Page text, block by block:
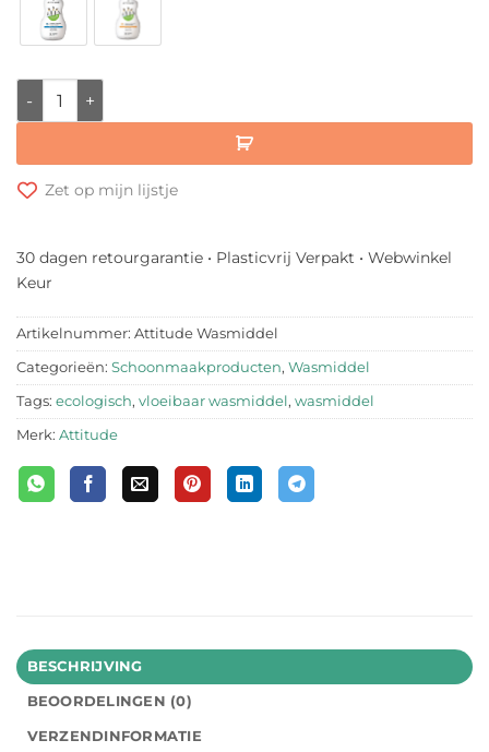
Attitude Wasmiddel aantal
Zet op mijn lijstje
30 dagen retourgarantie • Plasticvrij Verpakt • Webwinkel
Keur
Artikelnummer: Attitude Wasmiddel
Categorieën: Schoonmaakproducten, Wasmiddel
Tags: ecologisch, vloeibaar wasmiddel , wasmiddel
Merk: Attitude
BESCHRIJVING
BEOORDELINGEN (0)
VERZENDINFORMATIE